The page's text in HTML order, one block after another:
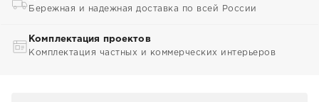
Бережная и надежная доставка по всей России
Комплектация проектов
Комплектация частных и коммерческих интерьеров